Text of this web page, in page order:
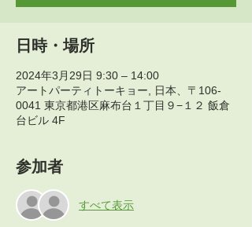
日時・場所
2024年3月29日 9:30 – 14:00
アートパーティトーキョー, 日本、〒106-
0041 東京都港区麻布台１丁目９−１２ 飯倉
台ビル 4F
参加者
すべて表示